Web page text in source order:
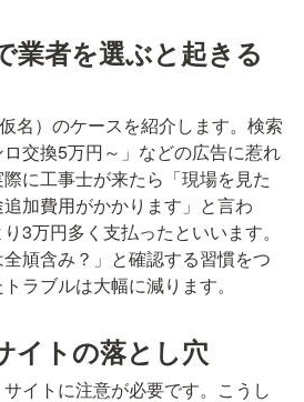
業者を選ぶと起きる
名）のケースを紹介します。検索
交換5万円～」などの広告に惹れ
に工事士が来たら「現場を見た
加費用がかかります」と言わ
3万円多く支払ったといいます。
頄含み？」と確認する習慣をつ
ラブルは大幅に減ります。
イトの落とし穴
サイトに注意が必要です。こうし